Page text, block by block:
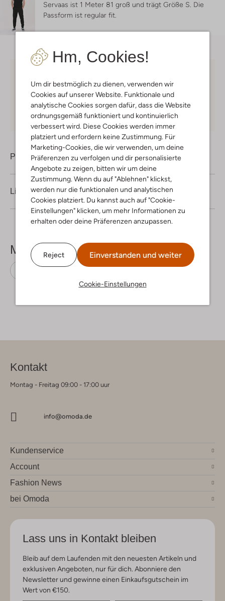
Hm, Cookies!
Um dir bestmöglich zu dienen, verwenden wir
Cookies auf unserer Website. Funktionale und
analytische Cookies sorgen dafür, dass die Website
ordnungsgemäß funktioniert und kontinuierlich
verbessert wird. Diese Cookies werden immer
platziert und erfordern keine Zustimmung. Für
Marketing-Cookies, die wir verwenden, um deine
Präferenzen zu verfolgen und dir personalisierte
Angebote zu zeigen, bitten wir um deine
Zustimmung. Wenn du auf "Ablehnen" klickst,
werden nur die funktionalen und analytischen
Cookies platziert. Du kannst auch auf "Cookie-
Einstellungen" klicken, um mehr Informationen zu
erhalten oder deine Präferenzen anzupassen.
Reject Einverstanden und weiter
Cookie-Einstellungen
Servaas ist 1 Meter 81 groß und trägt Größe S. Die
Passform ist regular fit
Mitglieder in Deutschland
Kauf auf Rechnung 30 TagenRückgaberecht
Produktinformation
Lieferung & Rückgabe
Mehr sehen
Kontakt
Montag - Freitag 09:00 - 17:00 uur
info@omoda.de
Kundenservice
Account
Fashion News
bei Omoda
Lass uns in Kontakt bleiben
Bleib auf dem Laufenden mit den neuesten Artikeln und
exklusiven Angeboten, nur für dich. Abonniere den
Newsletter und gewinne einen Einkaufsgutschein im
Wert von €150.